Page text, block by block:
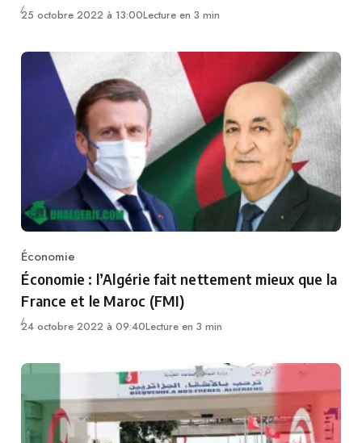
25 octobre 2022 à 13:00Lecture en 3 min
Category
Économie
Économie : l’Algérie fait nettement mieux que la
France et le Maroc (FMI)
24 octobre 2022 à 09:40Lecture en 3 min